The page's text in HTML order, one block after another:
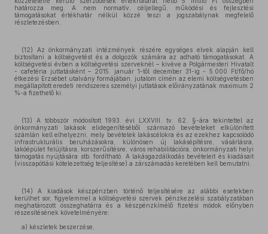
határozza meg. A nem normatív, céljellegű, működési és fejlesztési
támogatásokat értékhatár nélkül közzé teszi a jogszabálynak megfelelő
részletezésben.
(12) Az önkormányzati intézmények részére egységes elvek alapján kell
biztosítani a költségvetést és a dolgozók számára az adható támogatásokat. A
költségvetési évben a költségvetési szerveknél – kivéve a Polgármesteri Hivatalt
- cafetéria juttatásként – 2015. január 1-től december 31-ig - 5.000 Ft/fő/hó
étkezési Erzsébet utalvány formájában, jutalom címén az elemi költségvetésben
megállapított eredeti rendszeres személyi juttatások előirányzatának maximum 2
%-a fizethető ki.
(13) A többször módosított 1993. évi LXXVIII. tv. 62. §-ára tekintettel az
önkormányzati lakások elidegenítéséből származó bevételeket elkülönített
számlán kell elhelyezni, mely bevételek lakáscélokra és az ezekhez kapcsolódó
infrastrukturális beruházásokra, különösen új lakásépítésre, vásárlásra,
lakóépület felújításra, korszerűsítésre, város rehabilitációra, önkormányzati helyi
támogatás nyújtására stb. fordítható. A lakásgazdálkodás bevételeit és kiadásait
(visszapótlási kötelezettség teljesítése) a zárszámadás keretében kell bemutatni.
(14) A kiadások készpénzben történő teljesítésére az alábbi esetekben
kerülhet sor, figyelemmel a költségvetési szervek pénzkezelési szabályzatában
meghatározott összeghatárra és a készpénzkímélő fizetési módok előnyben
részesítésének követelményére:
a) készletek beszerzése,